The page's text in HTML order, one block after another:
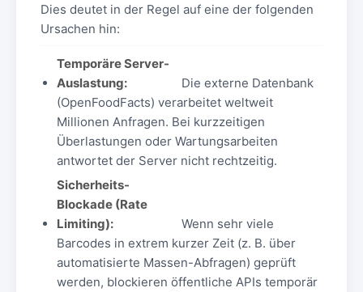
Dies deutet in der Regel auf eine der folgenden
Ursachen hin:
Temporäre Server-
Auslastung:
Die externe Datenbank
(OpenFoodFacts) verarbeitet weltweit
Millionen Anfragen. Bei kurzzeitigen
Überlastungen oder Wartungsarbeiten
antwortet der Server nicht rechtzeitig.
Sicherheits-
Blockade (Rate
Limiting):
Wenn sehr viele
Barcodes in extrem kurzer Zeit (z. B. über
automatisierte Massen-Abfragen) geprüft
werden, blockieren öffentliche APIs temporär